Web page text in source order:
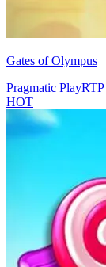
Gates of Olympus
Pragmatic PlayRTP
HOT